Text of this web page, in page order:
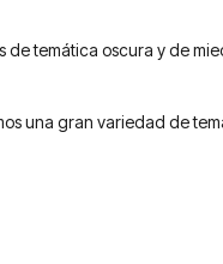
temática oscura y de
una gran variedad de